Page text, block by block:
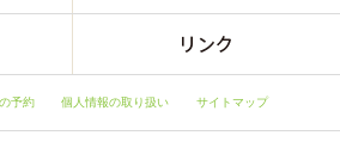
予約 個人情報の取り扱い サイトマップ